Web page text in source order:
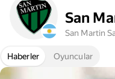
San
San Martin
Haberler Oyuncular